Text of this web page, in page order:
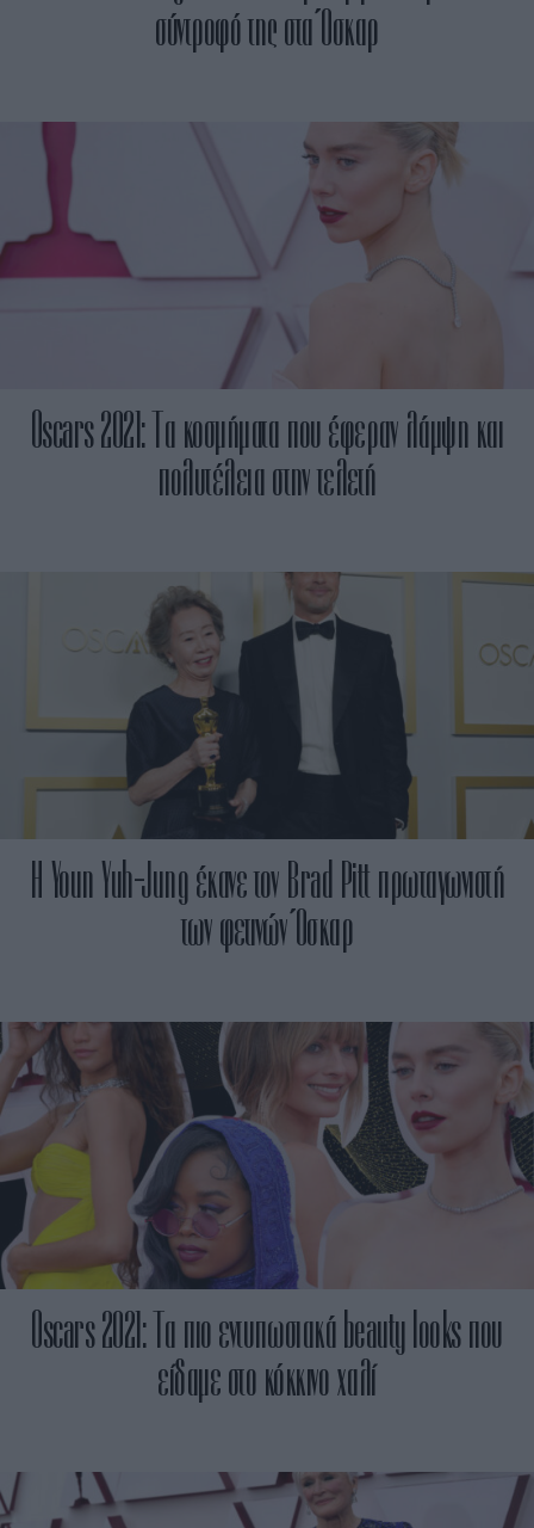
σύντροφό της στα Όσκαρ
Oscars 2021: Τα κοσμήματα που έφεραν λάμψη και
πολυτέλεια στην τελετή
H Youn Yuh-Jung έκανε τον Brad Pitt πρωταγωνιστή
των φετινών Όσκαρ
Oscars 2021: Τα πιο εντυπωσιακά beauty looks που
είδαμε στο κόκκινο χαλί